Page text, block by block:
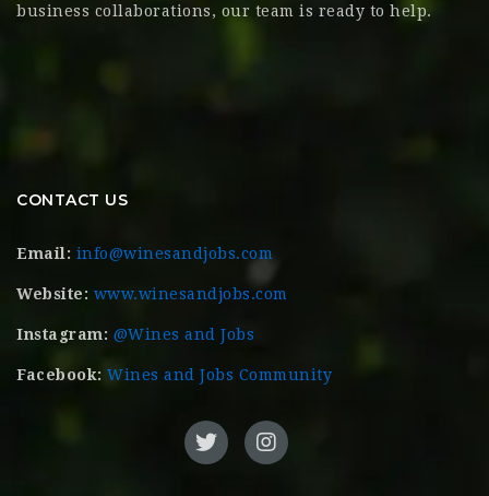
business collaborations, our team is ready to help.
CONTACT US
Email: info@winesandjobs.com
Website: www.winesandjobs.com
Instagram: @Wines and Jobs
Facebook: Wines and Jobs Community